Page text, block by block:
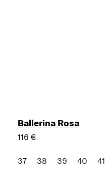
Ballerina Rosa
116 €
37 38 39 40 41